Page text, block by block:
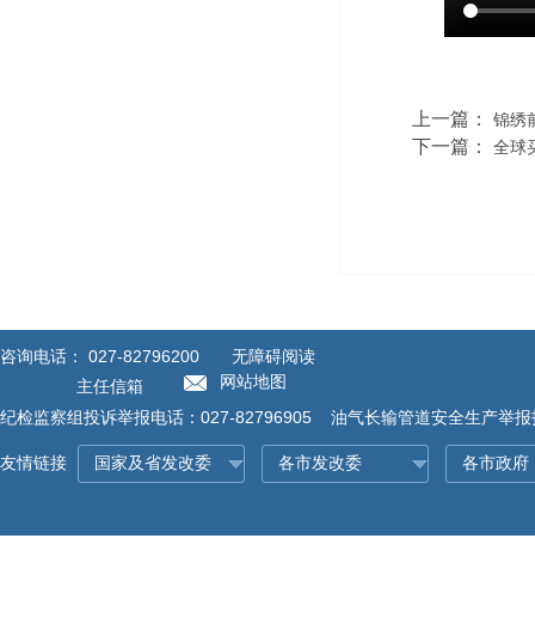
上一篇： 锦绣
下一篇： 全球
咨询电话： 027-82796200
无障碍阅读
主任信箱
网站地图
纪检监察组投诉举报电话：027-82796905 油气长输管道安全生产举
友情链接